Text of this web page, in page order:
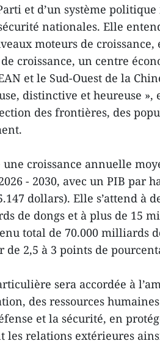
et d’un système
nationales. Elle
moteurs de
croissance, un centre
et le Sud-Ouest de la
distinctive et heureuse »,
des frontières, des
croissance annuelle
- 2030, avec un PIB par
dollars). Elle s’attend à
de dongs et à plus de 15
total de 70.000 milliards
2,5 à 3 points de
sera accordée à
des ressources
et la sécurité, en
les relations extérieures